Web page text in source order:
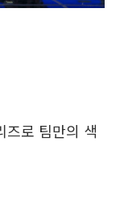
로 팀만의 색